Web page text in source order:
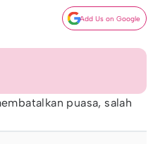
Add Us on Google
puasa, salah